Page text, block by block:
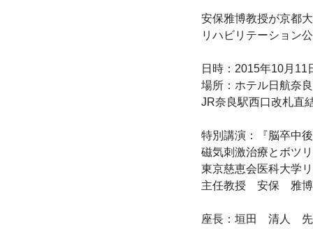
安保雅博教授が京都
リハビリテーション
日時：2015年10月
場所：ホテル日航奈
JR奈良駅西口改札直
特別講演：『脳卒中
磁気刺激治療とボツ
東京慈恵会医科大学
主任教授　安保　雅博
座長：垣田　清人　